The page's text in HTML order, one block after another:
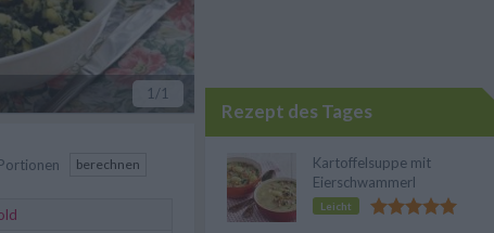
1 /1
berechnen
Rezept des Tages
Kartoffelsuppe mit
Eierschwammerl
Leicht